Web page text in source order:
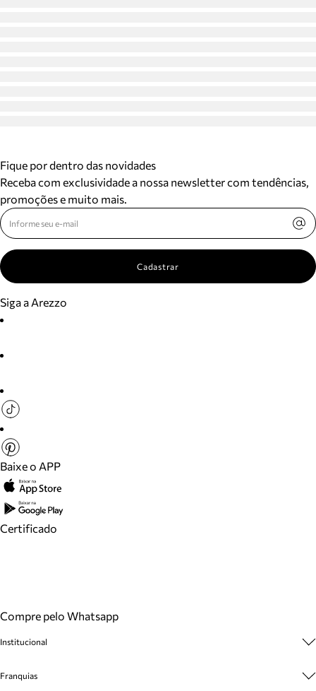
Fique por dentro das novidades
Receba com exclusividade a nossa newsletter com tendências,
promoções e muito mais.
Cadastrar
Siga a Arezzo
Baixe o APP
Certificado
Compre pelo Whatsapp
Institucional
Cashback
Franquias